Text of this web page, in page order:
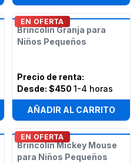
EN OFERTA
Brincolín Granja para
Niños Pequeños
Precio de renta:
Desde: $450 1-4 horas
AÑADIR AL CARRITO
EN OFERTA
Brincolín Mickey Mouse
para Niños Pequeños